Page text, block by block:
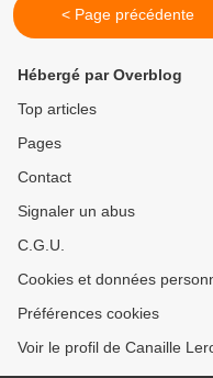
< Page précédente
Hébergé par Overblog
Top articles
Pages
Contact
Signaler un abus
C.G.U.
Cookies et données
Préférences cookies
Voir le profil de Canaille